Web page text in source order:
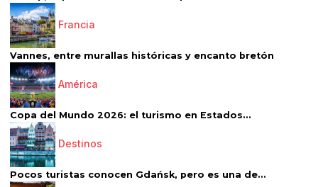
Francia
Vannes, entre murallas históricas y encanto bretón
América
Copa del Mundo 2026: el turismo en Estados...
Destinos
Pocos turistas conocen Gdańsk, pero es una de...